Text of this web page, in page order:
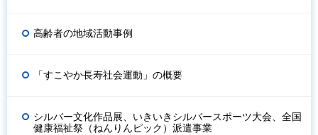
高齢者の地域活動事例
「すこやか長寿社会運動」の概要
シルバー文化作品展、いきいきシルバースポーツ大会、全国
健康福祉祭（ねんりんピック）派遣事業